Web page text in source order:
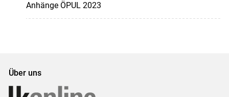
Anhänge ÖPUL 2023
Über uns